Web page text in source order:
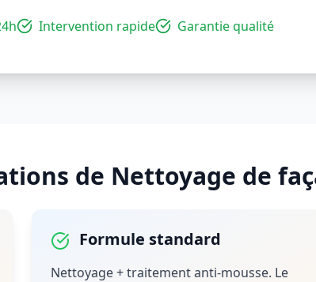
Intervention rapide Garantie qualité
de Nettoyage de
Formule standard
Nettoyage + traitement anti-mousse. Le